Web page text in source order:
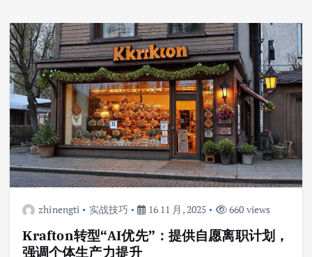
zhinengti 实战技巧 16 11 月, 2025 660 views
Krafton转型“AI优先”：提供自愿离职计划，
强调个体生产力提升